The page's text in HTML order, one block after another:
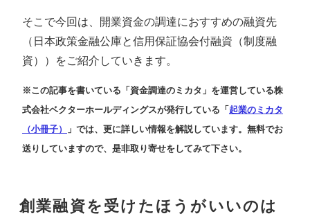
そこで今回は、開業資金の調達におすすめの融資先
（日本政策金融公庫と信用保証協会付融資（制度融
資））をご紹介していきます。
※この記事を書いている「資金調達のミカタ」を運営している株
式会社ベクターホールディングスが発行している「 起業のミカタ
（小冊子）
」では、更に詳しい情報を解説しています。無料でお
送りしていますので、是非取り寄せをしてみて下さい。
創業融資を受けたほうがいいのは